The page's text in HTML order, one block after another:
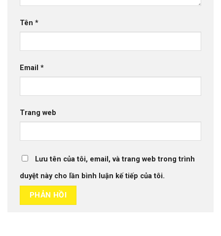
Tên *
Email *
Trang web
Lưu tên của tôi, email, và trang web trong trình
duyệt này cho lần bình luận kế tiếp của tôi.